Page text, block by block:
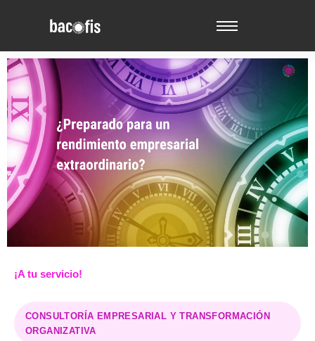
¡A tu servicio!
CONSULTORÍA EMPRESARIAL Y TRANSFORMACIÓN
ORGANIZATIVA